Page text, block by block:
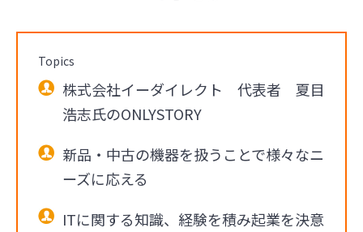
Topics
株式会社イーダイレクト 代表者 夏目
浩志氏のONLYSTORY
新品・中古の機器を扱うことで様々なニ
ーズに応える
ITに関する知識、経験を積み起業を決意